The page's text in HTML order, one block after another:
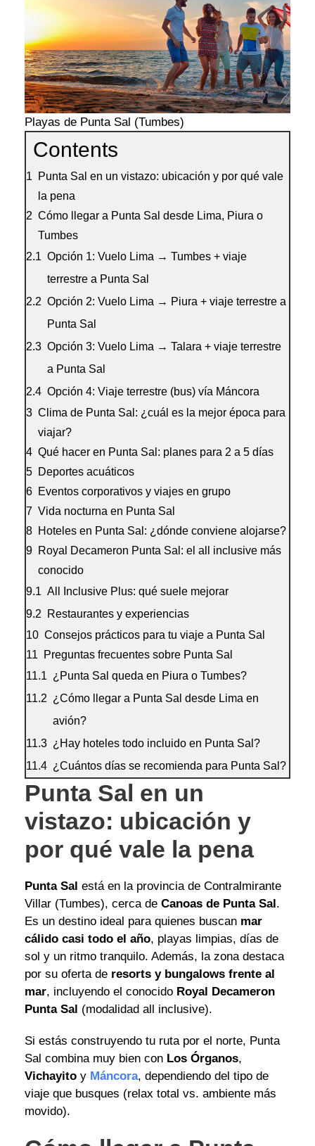
Playas de Punta Sal (Tumbes)
Contents
Punta Sal en un vistazo: ubicación y por qué vale
la pena
Cómo llegar a Punta Sal desde Lima, Piura o
Tumbes
Opción 1: Vuelo Lima → Tumbes + viaje
terrestre a Punta Sal
Opción 2: Vuelo Lima → Piura + viaje terrestre a
Punta Sal
Opción 3: Vuelo Lima → Talara + viaje terrestre
a Punta Sal
Opción 4: Viaje terrestre (bus) vía Máncora
Clima de Punta Sal: ¿cuál es la mejor época para
viajar?
Qué hacer en Punta Sal: planes para 2 a 5 días
Deportes acuáticos
Eventos corporativos y viajes en grupo
Vida nocturna en Punta Sal
Hoteles en Punta Sal: ¿dónde conviene alojarse?
Royal Decameron Punta Sal: el all inclusive más
conocido
All Inclusive Plus: qué suele mejorar
Restaurantes y experiencias
Consejos prácticos para tu viaje a Punta Sal
Preguntas frecuentes sobre Punta Sal
¿Punta Sal queda en Piura o Tumbes?
¿Cómo llegar a Punta Sal desde Lima en
avión?
¿Hay hoteles todo incluido en Punta Sal?
¿Cuántos días se recomienda para Punta Sal?
Punta Sal en un
vistazo: ubicación y
por qué vale la pena
Punta Sal está en la provincia de Contralmirante
Villar (Tumbes), cerca de Canoas de Punta Sal.
Es un destino ideal para quienes buscan mar
cálido casi todo el año, playas limpias, días de
sol y un ritmo tranquilo. Además, la zona destaca
por su oferta de resorts y bungalows frente al
mar, incluyendo el conocido Royal Decameron
Punta Sal (modalidad all inclusive).
Si estás construyendo tu ruta por el norte, Punta
Sal combina muy bien con Los Órganos,
Vichayito y Máncora, dependiendo del tipo de
viaje que busques (relax total vs. ambiente más
movido).